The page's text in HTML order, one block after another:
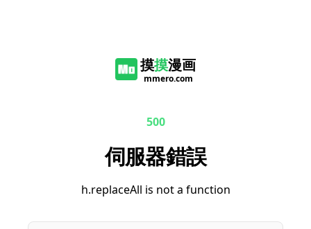
摸摸漫画
mmero.com
500
伺服器錯誤
h.replaceAll is not a function